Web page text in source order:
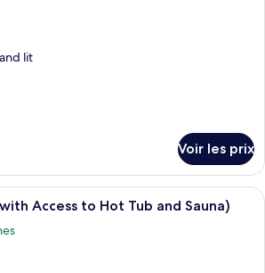
lit
Voir les prix
Une chambre d’hôtel comprenant
Access to Hot Tub and Sauna)